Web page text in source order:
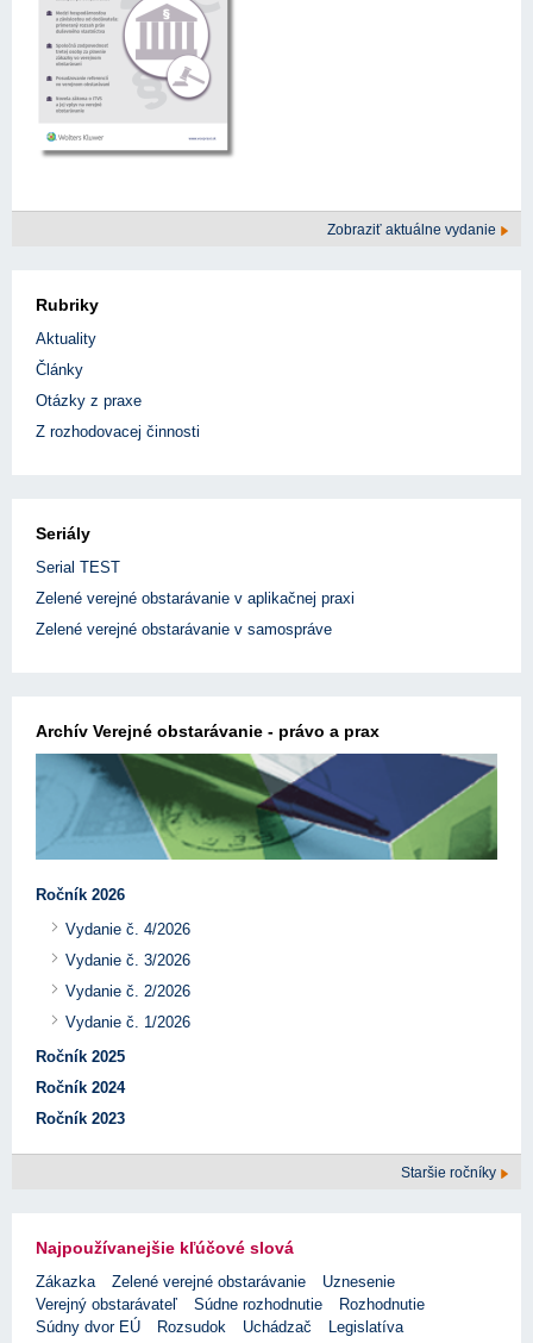
Zobraziť aktuálne vydanie
Rubriky
Aktuality
Články
Otázky z praxe
Z rozhodovacej činnosti
Seriály
Serial TEST
Zelené verejné obstarávanie v aplikačnej praxi
Zelené verejné obstarávanie v samospráve
Archív Verejné obstarávanie - právo a prax
Ročník 2026
Vydanie č. 4/2026
Vydanie č. 3/2026
Vydanie č. 2/2026
Vydanie č. 1/2026
Ročník 2025
Ročník 2024
Ročník 2023
Staršie ročníky
Najpoužívanejšie kľúčové slová
Zákazka Zelené verejné obstarávanie
Uznesenie
Verejný obstarávateľ
Súdne rozhodnutie
Rozhodnutie
Súdny dvor EÚ
Rozsudok Uchádzač
Legislatíva